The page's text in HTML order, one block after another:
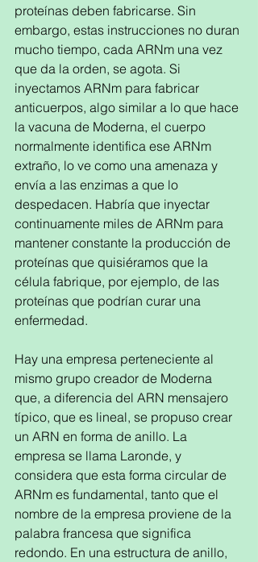
proteínas deben fabricarse. Sin
embargo, estas instrucciones no duran
mucho tiempo, cada ARNm una vez
que da la orden, se agota. Si
inyectamos ARNm para fabricar
anticuerpos, algo similar a lo que hace
la vacuna de Moderna, el cuerpo
normalmente identifica ese ARNm
extraño, lo ve como una amenaza y
envía a las enzimas a que lo
despedacen. Habría que inyectar
continuamente miles de ARNm para
mantener constante la producción de
proteínas que quisiéramos que la
célula fabrique, por ejemplo, de las
proteínas que podrían curar una
enfermedad.
Hay una empresa perteneciente al
mismo grupo creador de Moderna
que, a diferencia del ARN mensajero
típico, que es lineal, se propuso crear
un ARN en forma de anillo. La
empresa se llama Laronde, y
considera que esta forma circular de
ARNm es fundamental, tanto que el
nombre de la empresa proviene de la
palabra francesa que significa
redondo. En una estructura de anillo,